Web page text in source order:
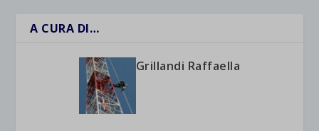
A CURA DI…
Grillandi Raffaella